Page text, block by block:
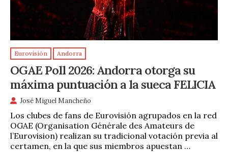
Eurovisión Andorra
OGAE Poll 2026: Andorra otorga su
máxima puntuación a la sueca FELICIA
José Miguel Mancheño
Los clubes de fans de Eurovisión agrupados en la red
OGAE (Organisation Générale des Amateurs de
l’Eurovision) realizan su tradicional votación previa al
certamen, en la que sus miembros apuestan …